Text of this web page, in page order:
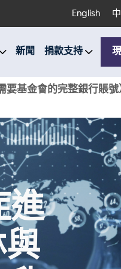
English
新聞 捐款支持
要基金會的完整銀行賬
進